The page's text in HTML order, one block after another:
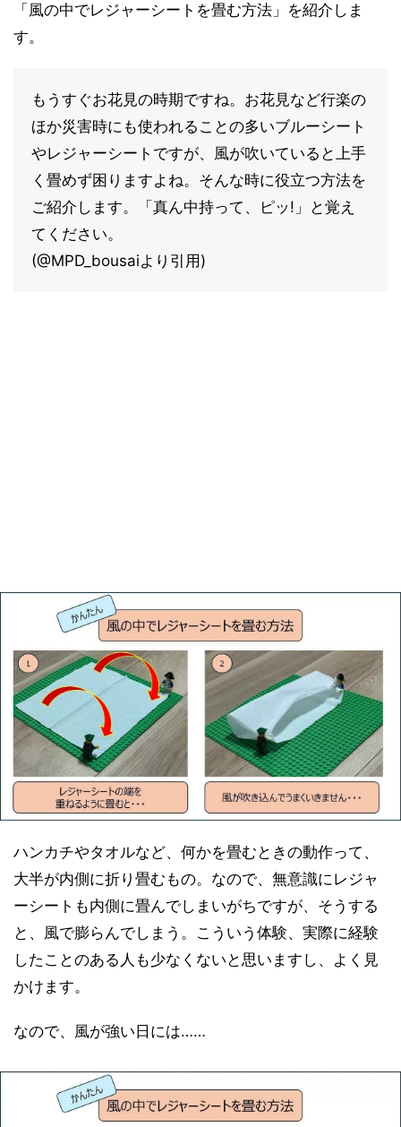
「風の中でレジャーシートを畳む方法」を紹介しま
す。
もうすぐお花見の時期ですね。お花見など行楽の
ほか災害時にも使われることの多いブルーシート
やレジャーシートですが、風が吹いていると上手
く畳めず困りますよね。そんな時に役立つ方法を
ご紹介します。「真ん中持って、ピッ!」と覚え
てください。
(@MPD_bousaiより引用)
ハンカチやタオルなど、何かを畳むときの動作って、
大半が内側に折り畳むもの。なので、無意識にレジャ
ーシートも内側に畳んでしまいがちですが、そうする
と、風で膨らんでしまう。こういう体験、実際に経験
したことのある人も少なくないと思いますし、よく見
かけます。
なので、風が強い日には……